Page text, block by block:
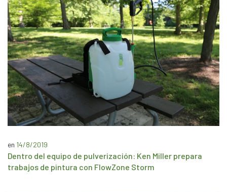
en 14/8/2019
Dentro del equipo de pulverización: Ken Miller prepara
trabajos de pintura con FlowZone Storm